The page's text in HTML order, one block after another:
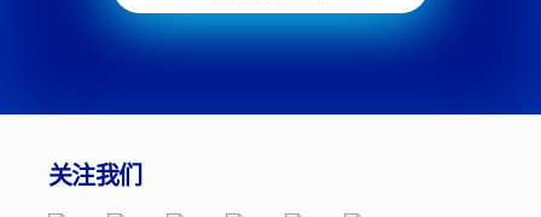
关注我们